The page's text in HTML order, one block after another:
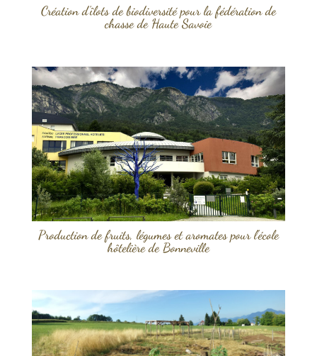
Création d’îlots de biodiversité pour la fédération de
chasse de Haute Savoie
Production de fruits, légumes et aromates pour l’école
hôtelière de Bonneville